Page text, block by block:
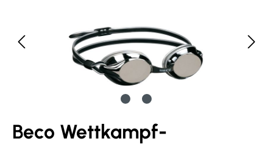
Beco Wettkampf-